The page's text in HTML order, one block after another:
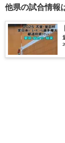
他県の試合情報